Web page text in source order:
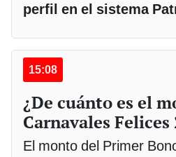
perfil en el sistema
15:08
¿De cuánto es el
Carnavales Felices
El monto del Primer